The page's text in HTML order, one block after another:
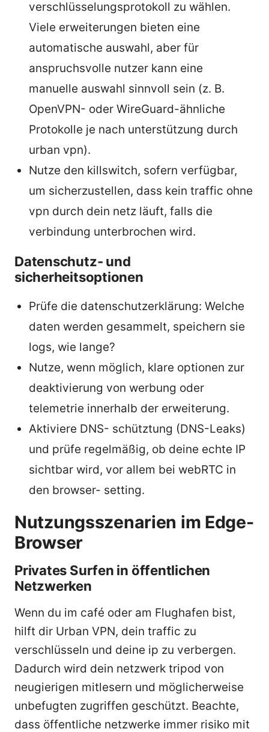
verschlüsselungsprotokoll zu wählen.
Viele erweiterungen bieten eine
automatische auswahl, aber für
anspruchsvolle nutzer kann eine
manuelle auswahl sinnvoll sein (z. B.
OpenVPN- oder WireGuard-ähnliche
Protokolle je nach unterstützung durch
urban vpn).
Nutze den killswitch, sofern verfügbar,
um sicherzustellen, dass kein traffic ohne
vpn durch dein netz läuft, falls die
verbindung unterbrochen wird.
Datenschutz- und
sicherheitsoptionen
Prüfe die datenschutzerklärung: Welche
daten werden gesammelt, speichern sie
logs, wie lange?
Nutze, wenn möglich, klare optionen zur
deaktivierung von werbung oder
telemetrie innerhalb der erweiterung.
Aktiviere DNS- schütztung (DNS-Leaks)
und prüfe regelmäßig, ob deine echte IP
sichtbar wird, vor allem bei webRTC in
den browser- setting.
Nutzungsszenarien im Edge-
Browser
Privates Surfen in öffentlichen
Netzwerken
Wenn du im café oder am Flughafen bist,
hilft dir Urban VPN, dein traffic zu
verschlüsseln und deine ip zu verbergen.
Dadurch wird dein netzwerk tripod von
neugierigen mitlesern und möglicherweise
unbefugten zugriffen geschützt. Beachte,
dass öffentliche netzwerke immer risiko mit